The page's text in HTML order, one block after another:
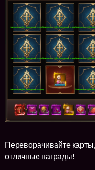
Переворачивайте
отличные награды!